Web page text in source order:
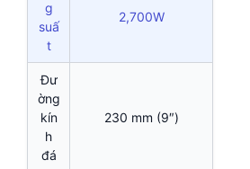
g
suấ
t
2,700W
Đư
ờng
kín
h
đá
230 mm (9″)